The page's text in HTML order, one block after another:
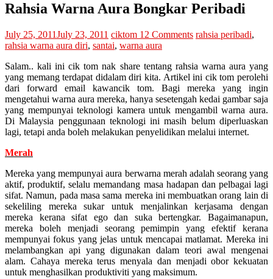
Rahsia Warna Aura Bongkar Peribadi
July 25, 2011July 23, 2011 ciktom 12 Comments rahsia peribadi,
rahsia warna aura diri, santai, warna aura
Salam.. kali ini cik tom nak share tentang rahsia warna aura yang
yang memang terdapat didalam diri kita. Artikel ini cik tom perolehi
dari forward email kawancik tom. Bagi mereka yang ingin
mengetahui warna aura mereka, hanya sesetengah kedai gambar saja
yang mempunyai teknologi kamera untuk mengambil warna aura.
Di Malaysia penggunaan teknologi ini masih belum diperluaskan
lagi, tetapi anda boleh melakukan penyelidikan melalui internet.
Merah
Mereka yang mempunyai aura berwarna merah adalah seorang yang
aktif, produktif, selalu memandang masa hadapan dan pelbagai lagi
sifat. Namun, pada masa sama mereka ini membuatkan orang lain di
sekeliling mereka sukar untuk menjalinkan kerjasama dengan
mereka kerana sifat ego dan suka bertengkar. Bagaimanapun,
mereka boleh menjadi seorang pemimpin yang efektif kerana
mempunyai fokus yang jelas untuk mencapai matlamat. Mereka ini
melambangkan api yang digunakan dalam teori awal mengenai
alam. Cahaya mereka terus menyala dan menjadi obor kekuatan
untuk menghasilkan produktiviti yang maksimum.